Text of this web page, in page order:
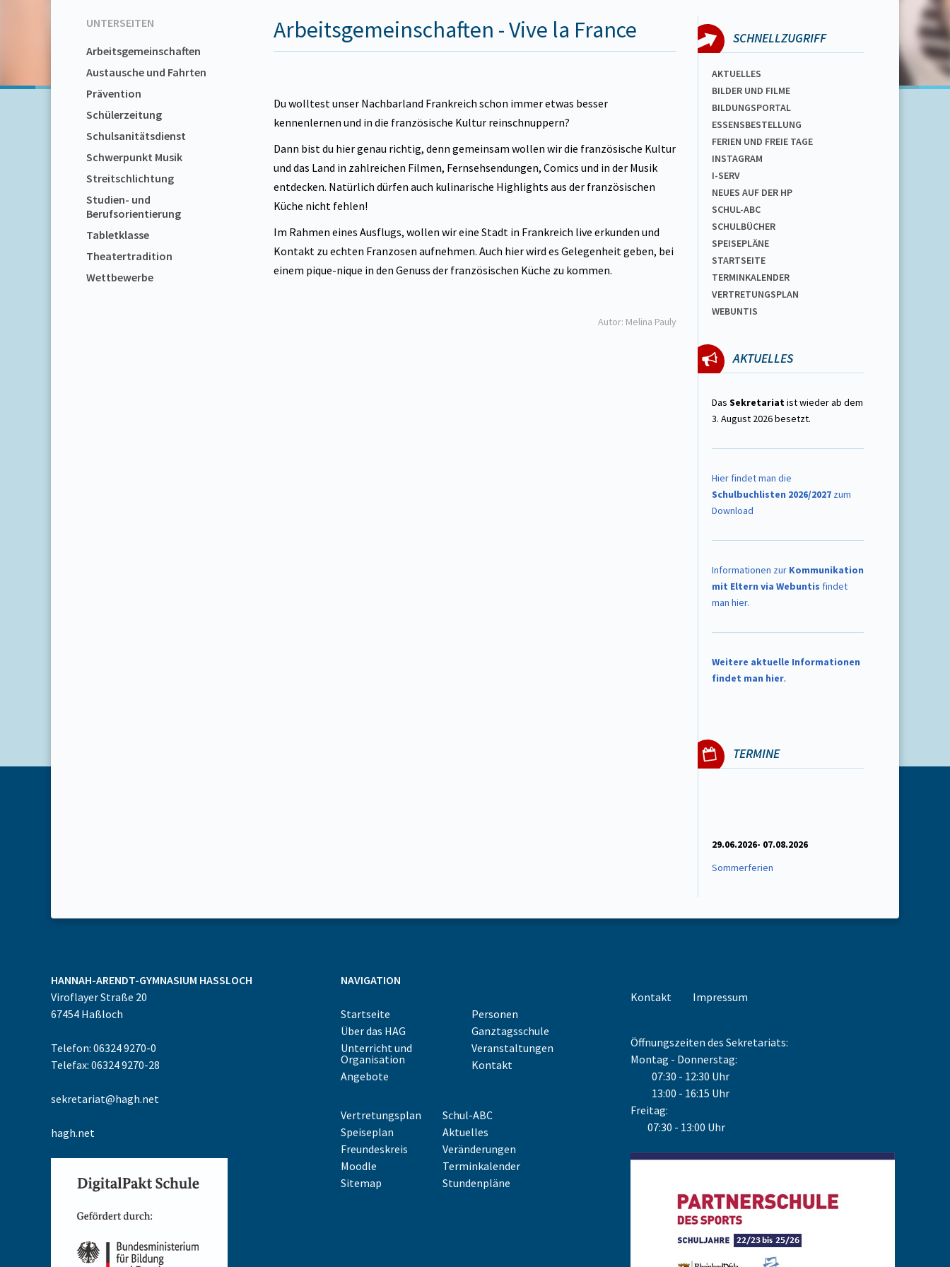
UNTERSEITEN
Arbeitsgemeinschaften
Austausche und Fahrten
Prävention
Schülerzeitung
Schulsanitätsdienst
Schwerpunkt Musik
Streitschlichtung
Studien- und
Berufsorientierung
Tabletklasse
Theatertradition
Wettbewerbe
Arbeitsgemeinschaften - Vive la France
Du wolltest unser Nachbarland Frankreich schon immer etwas besser
kennenlernen und in die französische Kultur reinschnuppern?
Dann bist du hier genau richtig, denn gemeinsam wollen wir die französische Kultur
und das Land in zahlreichen Filmen, Fernsehsendungen, Comics und in der Musik
entdecken. Natürlich dürfen auch kulinarische Highlights aus der französischen
Küche nicht fehlen!
Im Rahmen eines Ausflugs, wollen wir eine Stadt in Frankreich live erkunden und
Kontakt zu echten Franzosen aufnehmen. Auch hier wird es Gelegenheit geben, bei
einem pique-nique in den Genuss der französischen Küche zu kommen.
Autor: Melina Pauly
SCHNELLZUGRIFF
AKTUELLES
BILDER UND FILME
BILDUNGSPORTAL
ESSENSBESTELLUNG
FERIEN UND FREIE TAGE
INSTAGRAM
I-SERV
NEUES AUF DER HP
SCHUL-ABC
SCHULBÜCHER
SPEISEPLÄNE
STARTSEITE
TERMINKALENDER
VERTRETUNGSPLAN
WEBUNTIS
AKTUELLES
Das Sekretariatist wieder ab dem
3. August 2026 besetzt.
Hier findet man die
Schulbuchlisten 2026/2027 zum
Download
Informationen zur Kommunikation
mit Eltern via Webuntis findet
man hier.
Weitere aktuelle Informationen
findet man hier.
TERMINE
29.06.2026- 07.08.2026
Sommerferien
HANNAH-ARENDT-GYMNASIUM HASSLOCH
Viroflayer Straße 20
67454 Haßloch
Telefon: 06324 9270-0
Telefax: 06324 9270-28
sekretariat@hagh.net
hagh.net
NAVIGATION
Startseite
Über das HAG
Unterricht und
Organisation
Angebote
Personen
Ganztagsschule
Veranstaltungen
Kontakt
Vertretungsplan
Speiseplan
Freundeskreis
Moodle
Sitemap
Schul-ABC
Aktuelles
Veränderungen
Terminkalender
Stundenpläne
Kontakt Impressum
Öffnungszeiten des Sekretariats:
Montag - Donnerstag:
07:30 - 12:30 Uhr
13:00 - 16:15 Uhr
Freitag:
07:30 - 13:00 Uhr